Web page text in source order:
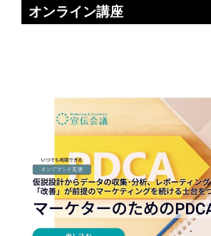
オンライン講座